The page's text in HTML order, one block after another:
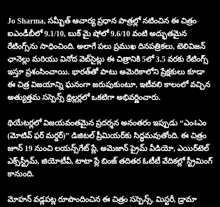
Jo Sharma, సమ్బీత్ ఆచార్య ప్రధాన పాత్రల్లో నటించిన ఈ చిత్రం
ఐఎండీబీలో 9.1/10, బుక్ మై షోలో 9.6/10 వంటి అద్భుతమైన
రేటింగ్స్‌ను సాధించింది. అలాగే పలు ప్రముఖ దినపత్రికలు, టెలివిజన్
ఛానెల్లు మరియు వినోద వెబ్‌సైట్లు ఈ చిత్రానికి 5లో 3.5 వరకు రేటింగ్స్
ఇస్తూ ప్రశంసించాయి. భారత్‌తో పాటు అమెరికాలోని ప్రేక్షకులు కూడా
ఈ చిత్ర విజయాన్ని ఘనంగా జరుపుకుంటూ, ఇటీవలి కాలంలో వచ్చిన
అత్యుత్తమ సస్పెన్స్ థ్రిల్లర్లలో ఒకటిగా అభివర్ణించారు.
థియేటర్లలో విజయవంతమైన ప్రదర్శన అనంతరం ఇప్పుడు “ఎం4ఎం
(మోటివ్ ఫర్ మర్డర్)” డిజిటల్ ప్రీమియర్‌కు సిద్ధమవుతోంది. ఈ చిత్రం
జూన్ 19 నుంచి లయన్స్‌గేట్ ప్లే, అమెజాన్ ప్రైమ్ వీడియో, ఎయిర్‌టెల్
ఎక్స్‌స్ట్రీమ్, జియోటీవీ, టాటా ప్లే బింజ్ తదితర ఓటీటీ వేదికల్లో స్ట్రీమింగ్
కానుంది.
మోహన్ వడ్లపట్ల రూపొందించిన ఈ చిత్రం సస్పెన్స్, మిస్టరీ, డ్రామా